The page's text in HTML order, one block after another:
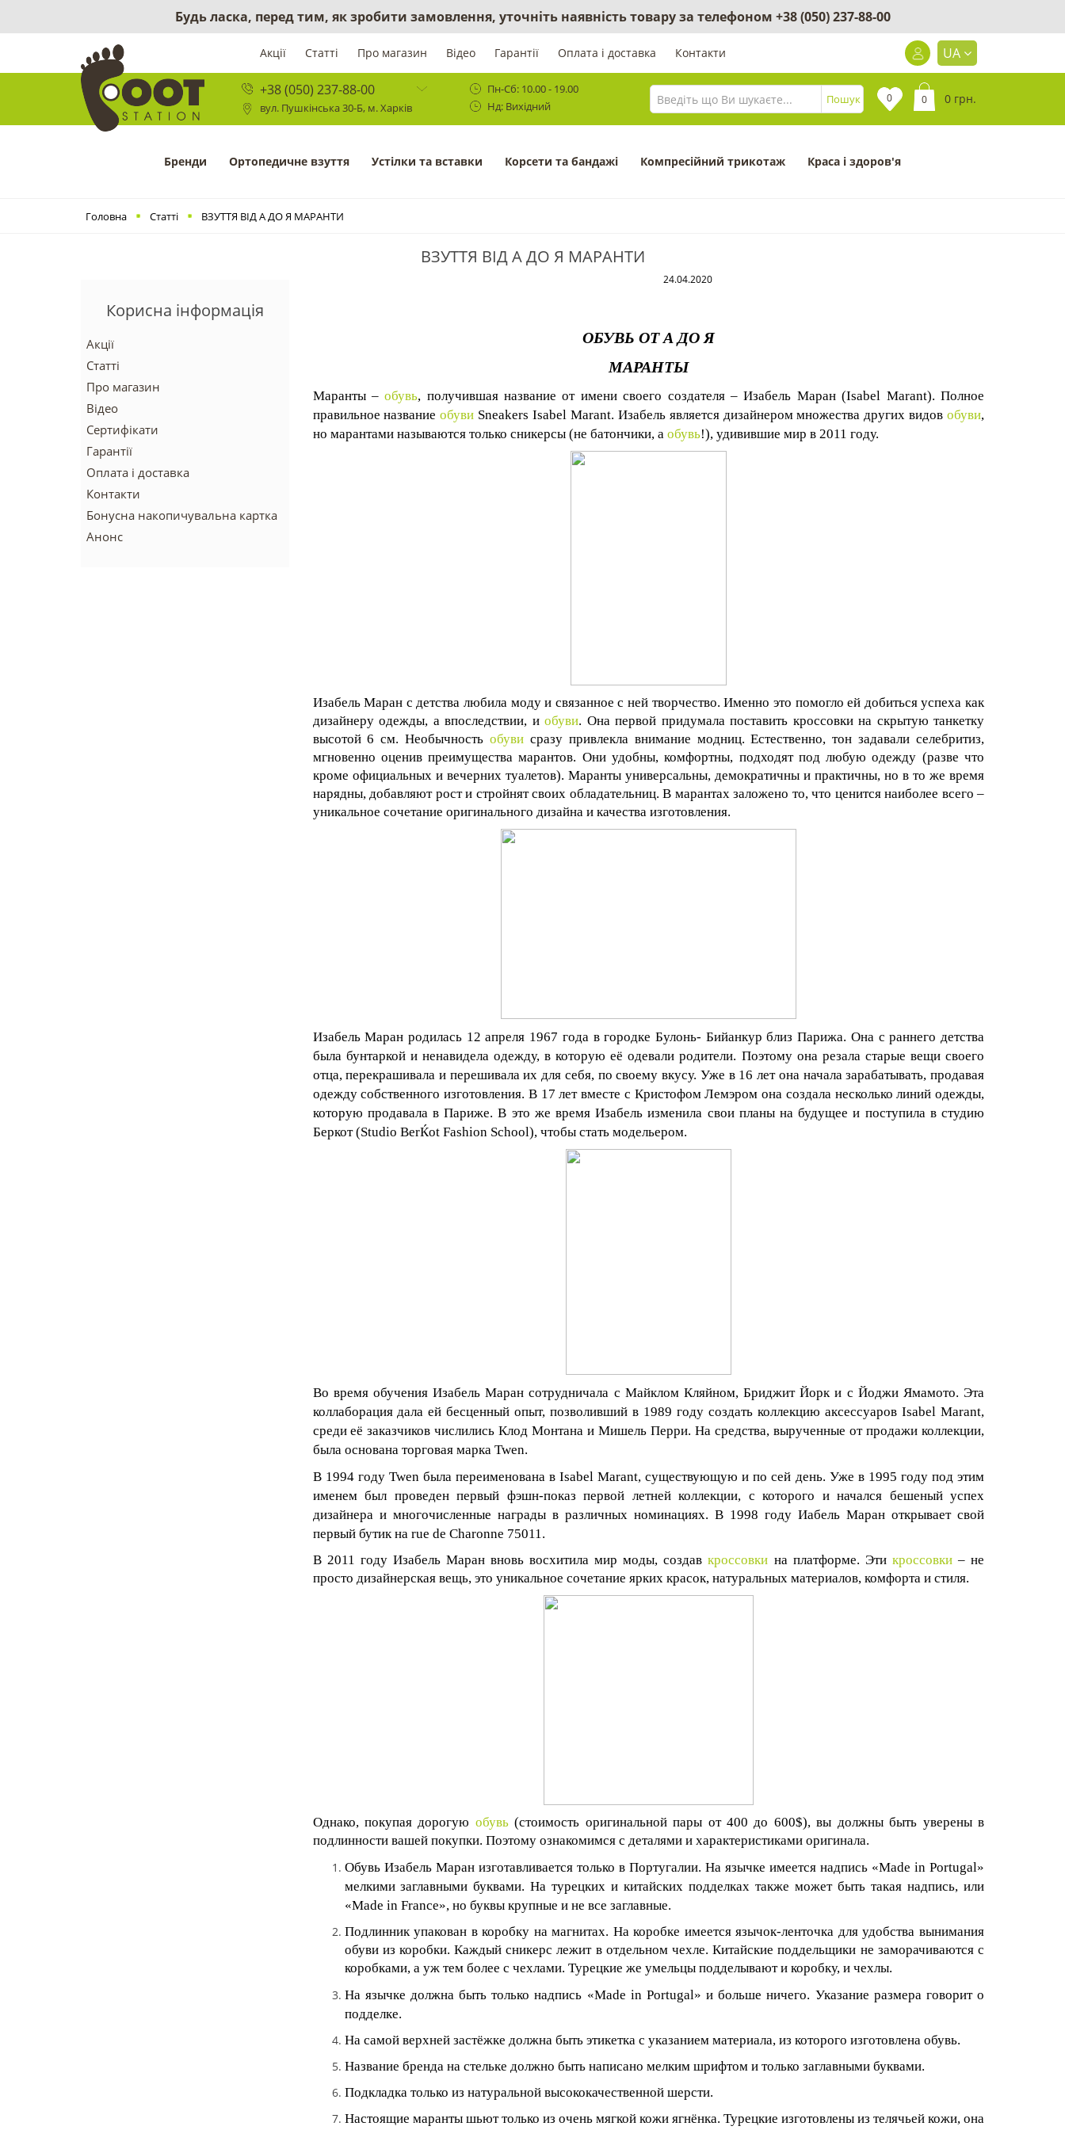
Будь ласка, перед тим, як зробити замовлення, уточніть наявність товару за телефоном +38 (050) 237-88-00
Акції Статті Про магазин Відео Гарантії Оплата і доставка Контакти UA
+38 (050) 237-88-00
вул. Пушкінська 30-Б, м. Харків
Пн-Сб: 10.00 - 19.00
Нд: Вихідний
Пошук 0 0 0 грн.
Бренди Ортопедичне взуття Устілки та вставки Корсети та бандажі Компресійний трикотаж Краса і здоров'я
Головна Статті ВЗУТТЯ ВІД А ДО Я МАРАНТИ
ВЗУТТЯ ВІД А ДО Я МАРАНТИ
Корисна інформація
Акції
Статті
Про магазин
Відео
Сертифікати
Гарантії
Оплата і доставка
Контакти
Бонусна накопичувальна картка
Анонс
24.04.2020
ОБУВЬ ОТ А ДО Я
МАРАНТЫ
Маранты –обувь, получившая название от имени своего создателя – Изабель Маран (Isabel Marant). Полное
правильное названиеобуви Sneakers Isabel Marant. Изабель является дизайнером множества других видов обуви,
но марантами называются только сникерсы (не батончики, а обувь!), удивившие мир в 2011 году.
Изабель Маран с детства любила моду и связанное с ней творчество. Именно это помогло ей добиться успеха как
дизайнеру одежды, а впоследствии, и обуви. Она первой придумала поставить кроссовки на скрытую танкетку
высотой 6 см. Необычность обуви сразу привлекла внимание модниц. Естественно, тон задавали селебритиз,
мгновенно оценив преимущества марантов. Они удобны, комфортны, подходят под любую одежду (разве что
кроме официальных и вечерних туалетов). Маранты универсальны, демократичны и практичны, но в то же время
нарядны, добавляют рост и стройнят своих обладательниц. В марантах заложено то, что ценится наиболее всего –
уникальное сочетание оригинального дизайна и качества изготовления.
Изабель Маран родилась 12 апреля 1967 года в городке Булонь- Бийанкур близ Парижа. Она с раннего детства
была бунтаркой и ненавидела одежду, в которую её одевали родители. Поэтому она резала старые вещи своего
отца, перекрашивала и перешивала их для себя, по своему вкусу. Уже в 16 лет она начала зарабатывать, продавая
одежду собственного изготовления. В 17 лет вместе с Кристофом Лемэром она создала несколько линий одежды,
которую продавала в Париже. В это же время Изабель изменила свои планы на будущее и поступила в студию
Беркот (Studio BerЌot Fashion School), чтобы стать модельером.
Во время обучения Изабель Маран сотрудничала с Майклом Кляйном, Бриджит Йорк и с Йоджи Ямамото. Эта
коллаборация дала ей бесценный опыт, позволивший в 1989 году создать коллекцию аксессуаровIsabel Marant,
среди её заказчиков числились Клод Монтана и Мишель Перри. На средства, вырученные от продажи коллекции,
была основана торговая марка Twen.
В 1994 году Twenбыла переименована вIsabel Marant, существующую и по сей день. Уже в 1995 году под этим
именем был проведен первый фэшн-показ первой летней коллекции, с которого и начался бешеный успех
дизайнера и многочисленные награды в различных номинациях. В 1998 году Иабель Маран открывает свой
первый бутик на rue de Charonne 75011.
В 2011 году Изабель Маран вновь восхитила мир моды, создавкроссовки на платформе. Эти кроссовки– не
просто дизайнерская вещь, это уникальное сочетание ярких красок, натуральных материалов, комфорта и стиля.
Однако, покупая дорогую обувь(стоимость оригинальной пары от 400 до 600$), вы должны быть уверены в
подлинности вашей покупки. Поэтому ознакомимся с деталями и характеристиками оригинала.
Обувь Изабель Маран изготавливается только в Португалии. На язычке имеется надпись «Made in Portugal»
мелкими заглавными буквами. На турецких и китайских подделках также может быть такая надпись, или
«Made in France», но буквы крупные и не все заглавные.
Подлинник упакован в коробку на магнитах. На коробке имеется язычок-ленточка для удобства вынимания
обуви из коробки. Каждый сникерс лежит в отдельном чехле. Китайские поддельщики не заморачиваются с
коробками, а уж тем более с чехлами. Турецкие же умельцы подделывают и коробку, и чехлы.
На язычке должна быть только надпись «Made in Portugal» и больше ничего. Указание размера говорит о
подделке.
На самой верхней застёжке должна быть этикетка с указанием материала, из которого изготовлена обувь.
Название бренда на стельке должно быть написано мелким шрифтом и только заглавными буквами.
Подкладка только из натуральной высококачественной шерсти.
Настоящие маранты шьют только из очень мягкой кожи ягнёнка. Турецкие изготовлены из телячьей кожи, она